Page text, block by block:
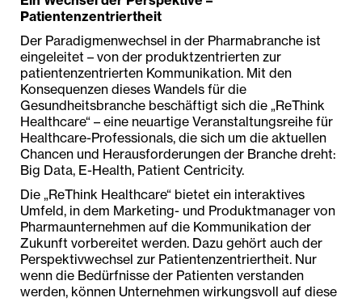
Patientenzentriertheit
Der Paradigmenwechsel in der Pharmabranche ist
eingeleitet – von der produktzentrierten zur
patientenzentrierten Kommunikation. Mit den
Konsequenzen dieses Wandels für die
Gesundheitsbranche beschäftigt sich die „ReThink
Healthcare“ – eine neuartige Veranstaltungsreihe für
Healthcare-Professionals, die sich um die aktuellen
Chancen und Herausforderungen der Branche dreht:
Big Data, E-Health, Patient Centricity.
Die „ReThink Healthcare“ bietet ein interaktives
Umfeld, in dem Marketing- und Produktmanager von
Pharmaunternehmen auf die Kommunikation der
Zukunft vorbereitet werden. Dazu gehört auch der
Perspektivwechsel zur Patientenzentriertheit. Nur
wenn die Bedürfnisse der Patienten verstanden
werden, können Unternehmen wirkungsvoll auf diese